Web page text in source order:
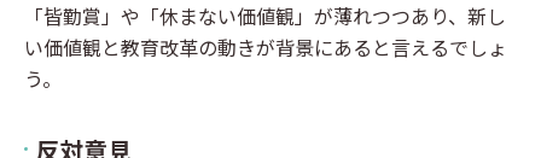
「皆勤賞」や「休まない価値観」が薄れつつあり、新し
い価値観と教育改革の動きが背景にあると言えるでしょ
う。
反対意見